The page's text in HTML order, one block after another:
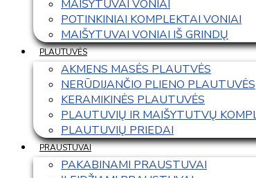
MAIŠYTUVAI VONIAI
POTINKINIAI KOMPLEKTAI VONIAI
MAIŠYTUVAI VONIAI IŠ GRINDŲ
PLAUTUVĖS
AKMENS MASĖS PLAUTVĖS
NERŪDIJANČIO PLIENO PLAUTUVĖS
KERAMIKINĖS PLAUTUVĖS
PLAUTUVIŲ IR MAIŠYTUTVŲ
PLAUTUVIŲ PRIEDAI
PRAUSTUVAI
PAKABINAMI PRAUSTUVAI